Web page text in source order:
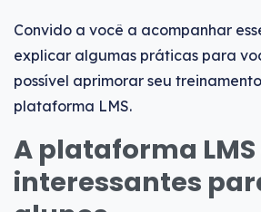
Convido a você a acompanhar
explicar algumas práticas para
possível aprimorar seu
plataforma LMS.
A plataforma LMS
interessantes